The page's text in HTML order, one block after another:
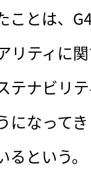
とは、
リティに
テナビリ
になって
という。